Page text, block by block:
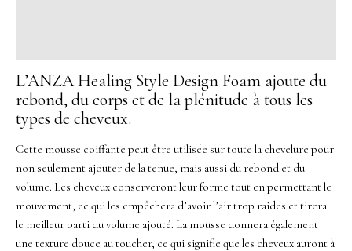
L’ANZA Healing Style Design Foam ajoute du
rebond, du corps et de la plénitude à tous les
types de cheveux.
Cette mousse coiffante peut être utilisée sur toute la chevelure pour
non seulement ajouter de la tenue, mais aussi du rebond et du
volume. Les cheveux conserveront leur forme tout en permettant le
mouvement, ce qui les empêchera d’avoir l’air trop raides et tirera
le meilleur parti du volume ajouté. La mousse donnera également
une texture douce au toucher, ce qui signifie que les cheveux auront à